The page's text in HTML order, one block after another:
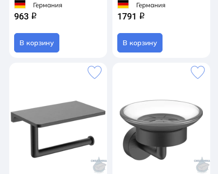
Германия
963 q
В корзину
Германия
1791 q
В корзину